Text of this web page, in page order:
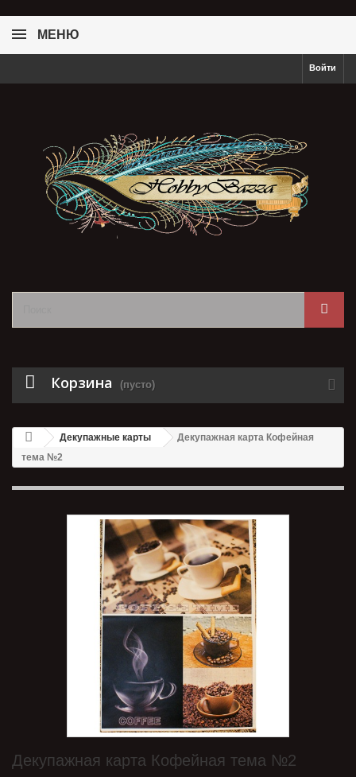
МЕНЮ
Войти
Корзина (пусто)
Декупажные карты
Декупажная карта Кофейная
тема №2
Декупажная карта Кофейная тема №2